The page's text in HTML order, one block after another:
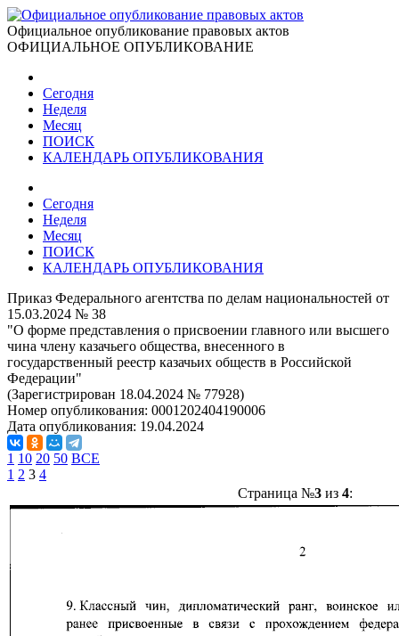
Официальное опубликование правовых актов
ОФИЦИАЛЬНОЕ ОПУБЛИКОВАНИЕ
Сегодня
Неделя
Месяц
ПОИСК
КАЛЕНДАРЬ ОПУБЛИКОВАНИЯ
Сегодня
Неделя
Месяц
ПОИСК
КАЛЕНДАРЬ ОПУБЛИКОВАНИЯ
Приказ Федерального агентства по делам национальностей от
15.03.2024 № 38
"О форме представления о присвоении главного или высшего
чина члену казачьего общества, внесенного в
государственный реестр казачьих обществ в Российской
Федерации"
(Зарегистрирован 18.04.2024 № 77928)
Номер опубликования: 0001202404190006
Дата опубликования: 19.04.2024
1 10 20 50 ВСЕ
1 2 3 4
Страница №3из 4: